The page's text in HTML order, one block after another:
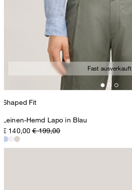
Fast ausverkauft
Shaped Fit
Leinen-Hemd Lapo in Blau
€ 140,00 € 199,00